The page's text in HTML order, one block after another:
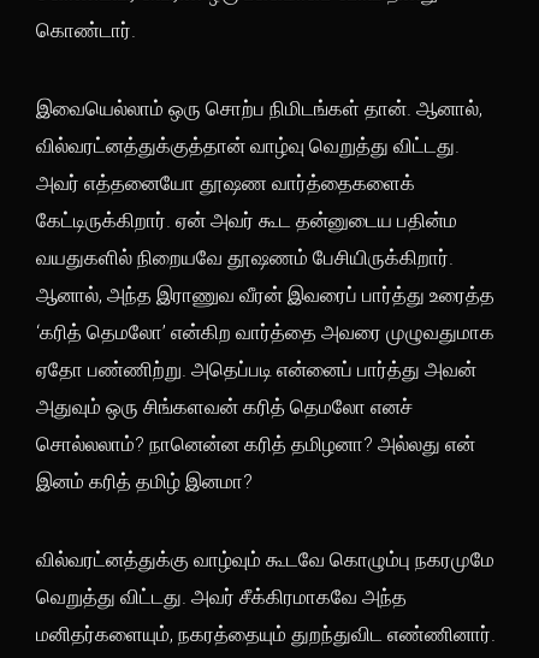
கொண்டார்.
இவையெல்லாம் ஒரு சொற்ப நிமிடங்கள் தான். ஆனால்,
வில்வரட்னத்துக்குத்தான் வாழ்வு வெறுத்து விட்டது.
அவர் எத்தனையோ தூஷண வார்த்தைகளைக்
கேட்டிருக்கிறார். ஏன் அவர் கூட தன்னுடைய பதின்ம
வயதுகளில் நிறையவே தூஷணம் பேசியிருக்கிறார்.
ஆனால், அந்த இராணுவ வீரன் இவரைப் பார்த்து உரைத்த
‘கரித் தெமலோ’ என்கிற வார்த்தை அவரை முழுவதுமாக
ஏதோ பண்ணிற்று. அதெப்படி என்னைப் பார்த்து அவன்
அதுவும் ஒரு சிங்களவன் கரித் தெமலோ எனச்
சொல்லலாம்? நானென்ன கரித் தமிழனா? அல்லது என்
இனம் கரித் தமிழ் இனமா?
வில்வரட்னத்துக்கு வாழ்வும் கூடவே கொழும்பு நகரமுமே
வெறுத்து விட்டது. அவர் சீக்கிரமாகவே அந்த
மனிதர்களையும், நகரத்தையும் துறந்துவிட எண்ணினார்.